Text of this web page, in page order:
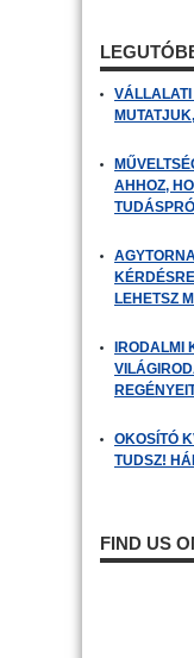
AHHOZ,
LEHETSZ
IRODALMI
OKOSÍTÓ
TUDSZ!
FIND US